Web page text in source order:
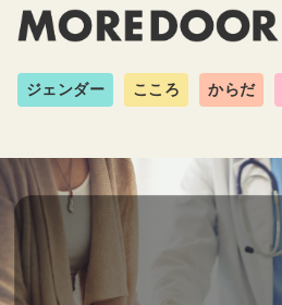
ジェンダー こころ からだ